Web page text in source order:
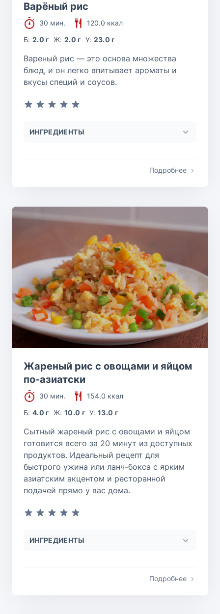
Варёный рис
30 мин.
120.0 ккал
Б:2.0 г Ж: 2.0 г У: 23.0 г
Вареный рис — это основа множества
блюд, и он легко впитывает ароматы и
вкусы специй и соусов.
ИНГРЕДИЕНТЫ
Подробнее
Жареный рис с овощами и яйцом
по-азиатски
30 мин.
154.0 ккал
Б:4.0 г Ж: 10.0 г У:13.0 г
Сытный жареный рис с овощами и яйцом
готовится всего за 20 минут из доступных
продуктов. Идеальный рецепт для
быстрого ужина или ланч-бокса с ярким
азиатским акцентом и ресторанной
подачей прямо у вас дома.
ИНГРЕДИЕНТЫ
Подробнее